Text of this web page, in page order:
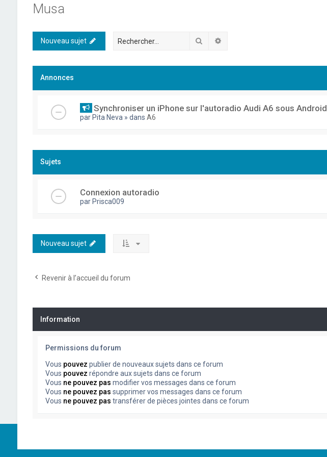
Musa
Nouveau sujet Rechercher
Annonces
Synchroniser un iPhone sur l'autoradio Audi A6 sous Android
par Pita Neva » dans A6
Sujets
Connexion autoradio
par Prisca009
Nouveau sujet
Revenir à l’accueil du forum
Information
Permissions du forum
Vous pouvez publier de nouveaux sujets dans ce forum
Vous pouvez répondre aux sujets dans ce forum
Vous ne pouvez pas modifier vos messages dans ce forum
Vous ne pouvez pas supprimer vos messages dans ce forum
Vous ne pouvez pas transférer de pièces jointes dans ce forum